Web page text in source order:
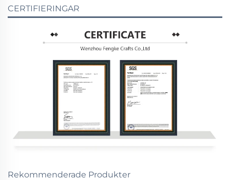
CERTIFIERINGAR
Rekommenderade Produkter